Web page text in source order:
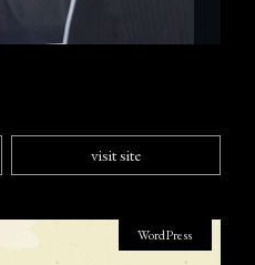
visit site
WordPress